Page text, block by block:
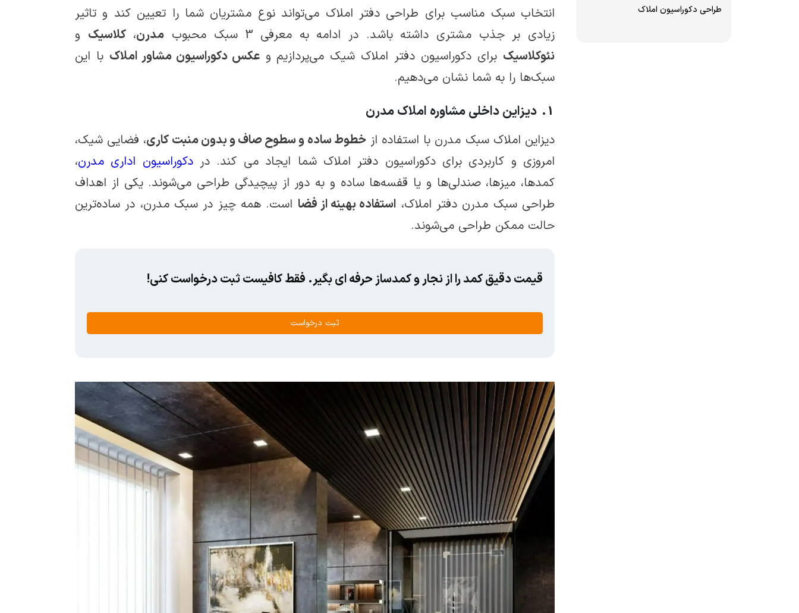
طراحی دکوراسیون املاک
انتخاب سبک مناسب برای طراحی دفتر املاک می‌تواند نوع مشتریان شما را تعیین کند و تاثیر
زیادی بر جذب مشتری داشته باشد. در ادامه به معرفی 3 سبک محبوب
مدرن،کلاسیک و
نئوکلاسیک برای دکوراسیون دفتر املاک شیک می‌پردازیم وعکس دکوراسیون مشاور املاک با این
سبک‌ها را به شما نشان می‌دهیم.
1. دیزاین داخلی مشاوره املاک مدرن
دیزاین املاک سبک مدرن با استفاده از خطوط ساده و سطوح صاف و بدون منبت کاری، فضایی شیک،
امروزی و کاربردی برای دکوراسیون دفتر املاک شما ایجاد می کند. دردکوراسیون اداری مدرن،
کمدها، میزها، صندلی‌ها و یا قفسه‌ها ساده و به دور از پیچیدگی طراحی می‌شوند. یکی از اهداف
طراحی سبک مدرن دفتر املاک، استفاده بهینه از فضا است. همه چیز در سبک مدرن، در ساده‌ترین
حالت ممکن طراحی می‌شوند.
قیمت دقیق کمد را از نجار و کمدساز حرفه ای بگیر. فقط کافیست ثبت درخواست کنی!
ثبت درخواست